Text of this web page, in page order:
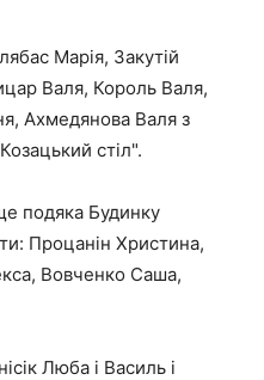
Марія, Закутій
Валя, Король Валя,
Ахмедянова Валя з
стіл".
подяка Будинку
Процанін Христина,
Вовченко Саша,
Люба і Василь і